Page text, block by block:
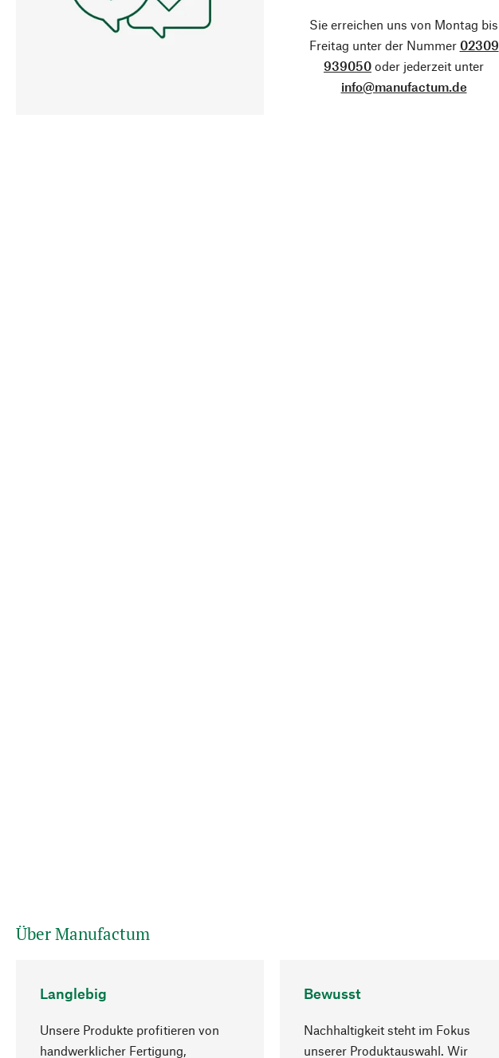
Sie erreichen uns von Montag bis
Freitag unter der Nummer 02309
939050 oder jederzeit unter
info@manufactum.de
Über Manufactum
Langlebig
Unsere Produkte profitieren von
handwerklicher Fertigung,
Bewusst
Nachhaltigkeit steht im Fokus
unserer Produktauswahl. Wir